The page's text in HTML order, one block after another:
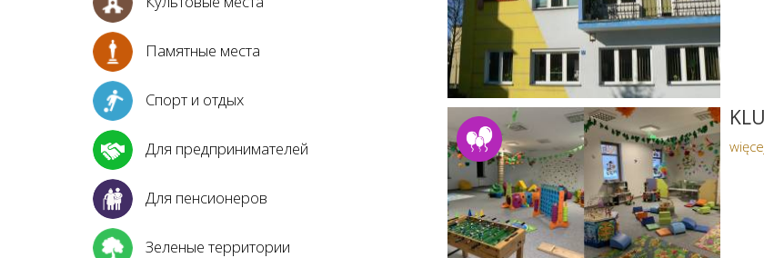
Памятные места
Спорт и отдых
Для предпринимателей
Для пенсионеров
Зеленые территории